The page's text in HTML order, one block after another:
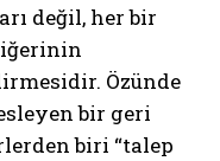
değil, her bir
Özünde
bir geri
biri “talep